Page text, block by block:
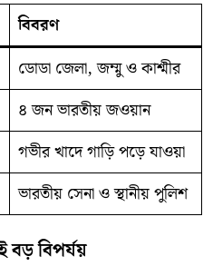
বিবরণ
ডোডা জেলা, জম্মু ও কাশ্মীর
৪ জন ভারতীয় জওয়ান
গভীর খাদে গাড়ি পড়ে যাওয়া
ভারতীয় সেনা ও স্থানীয় পুলিশ
বড় বিপর্যয়